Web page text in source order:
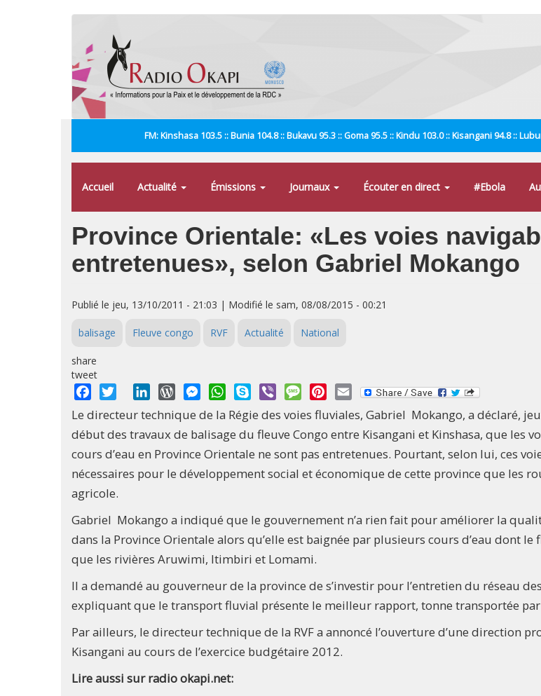
FM: Kinshasa 103.5 :: Bunia 104.8 :: Bukavu 95.3 :: Goma 95.5 :: Kindu 103.0 :: Kisangani 94.8 ::
Accueil Actualité Émissions Journaux Écouter en direct #Ebola
Province Orientale: «Les voies
entretenues», selon Gabriel Mokango
Publié le jeu, 13/10/2011 - 21:03 | Modifié le sam, 08/08/2015 - 00:21
balisage Fleuve congo RVF Actualité National
share
tweet
Facebook
Twitter LinkedInWordPressMessengerWhatsApp
Skype Viber MessagePinterest
Email
Le directeur technique de la Régie des voies fluviales, Gabriel Mokango, a déclaré,
début des travaux de balisage du fleuve Congo entre Kisangani et Kinshasa, que les
cours d’eau en Province Orientale ne sont pas entretenues. Pourtant, selon lui, ces
nécessaires pour le développement social et économique de cette province que les
agricole.
Gabriel Mokango a indiqué que le gouvernement n’a rien fait pour améliorer la
dans la Province Orientale alors qu’elle est baignée par plusieurs cours d’eau dont le
que les rivières Aruwimi, Itimbiri et Lomami.
Il a demandé au gouverneur de la province de s’investir pour l’entretien du réseau
expliquant que le transport fluvial présente le meilleur rapport, tonne transportée
Par ailleurs, le directeur technique de la RVF a annoncé l’ouverture d’une direction
Kisangani au cours de l’exercice budgétaire 2012.
Lire aussi sur radio okapi.net: